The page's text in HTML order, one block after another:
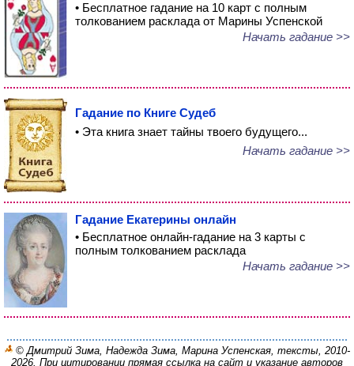
• Бесплатное гадание на 10 карт с полным
толкованием расклада от Марины Успенской
Начать гадание >>
Гадание по Книге Судеб
• Эта книга знает тайны твоего будущего...
Начать гадание >>
Гадание Екатерины онлайн
• Бесплатное онлайн-гадание на 3 карты с
полным толкованием расклада
Начать гадание >>
© Дмитрий Зима, Надежда Зима, Марина Успенская, тексты, 2010-
2026. При цитировании прямая ссылка на сайт и указание авторов